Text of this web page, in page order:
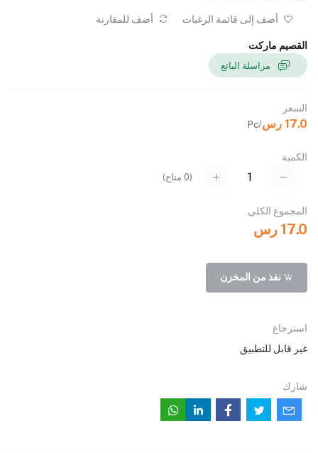
أضف إلى قائمة الرغبات أضف للمقارنة
القصيم ماركت
السعر
17.0 رس /Pc
الكمية
(
0 متاح)
المجموع الكلي
17.0 رس
نفذ من المخزن
استرجاع
غير قابل للتطبيق
شارك